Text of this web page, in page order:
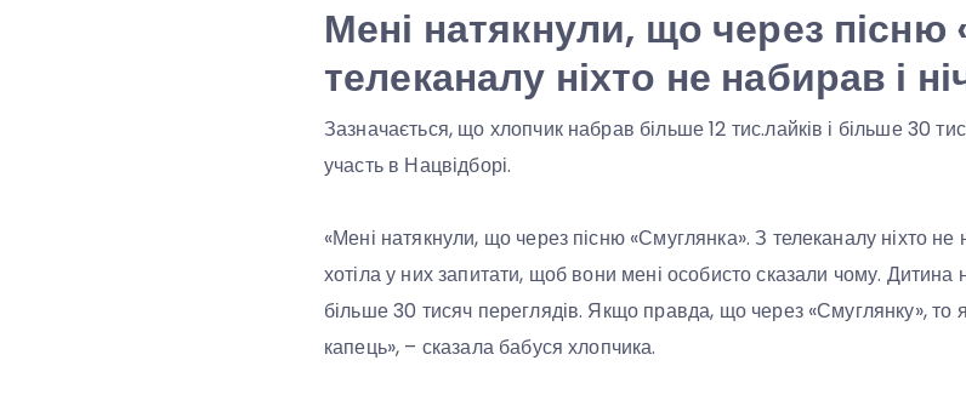
Мені натякнули, що через пісню
телеканалу ніхто не набирав і
Зазначається, що хлопчик набрав більше 12 тис.лайків і більше 30
участь в Нацвідборі.
«Мені натякнули, що через пісню «Смуглянка». З телеканалу ніхто
хотіла у них запитати, щоб вони мені особисто сказали чому. Дитина
більше 30 тисяч переглядів. Якщо правда, що через «Смуглянку», то я
капець», – сказала бабуся хлопчика.